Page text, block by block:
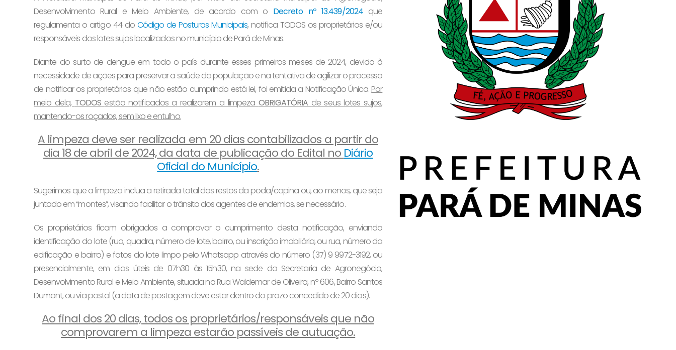
Desenvolvimento Rural e Meio Ambiente, de acordo com o Decreto nº 13.439/2024que
regulamenta o artigo 44 do Código de Posturas Municipais, notifica TODOS os proprietários e/ou
responsáveis dos lotes sujos localizados no município de Pará de Minas.
Diante do surto de dengue em todo o país durante esses primeiros meses de 2024, devido à
necessidade de ações para preservar a saúde da população e na tentativa de agilizar o processo
de notificar os proprietários que não estão cumprindo está lei, foi emitida a Notificação Única. Por
meio dela, TODOS estão notificados a realizarem a limpeza OBRIGATÓRIA de seus lotes sujos,
mantendo-os roçados, sem lixo e entulho.
A limpeza deve ser realizada em 20 dias contabilizados a partir do
dia 18 de abril de 2024, da data de publicação do Edital no Diário
Oficial do Município.
Sugerimos que a limpeza inclua a retirada total dos restos da poda/capina ou, ao menos, que seja
juntado em “montes”, visando facilitar o trânsito dos agentes de endemias, se necessário.
Os proprietários ficam obrigados a comprovar o cumprimento desta notificação, enviando
identificação do lote (rua, quadra, número de lote, bairro, ou inscrição imobiliária, ou rua, número da
edificação e bairro) e fotos do lote limpo pelo Whatsapp através do número (37) 9 9972-3192, ou
presencialmente, em dias úteis de 07h30 às 15h30, na sede da Secretaria de Agronegócio,
Desenvolvimento Rural e Meio Ambiente, situada na Rua Waldemar de Oliveira, nº 606, Bairro Santos
Dumont, ou via postal (a data de postagem deve estar dentro do prazo concedido de 20 dias).
Ao final dos 20 dias, todos os proprietários/responsáveis que não
comprovarem a limpeza estarão passíveis de autuação.